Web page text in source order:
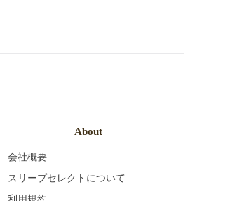
About
会社概要
スリープセレクトについて